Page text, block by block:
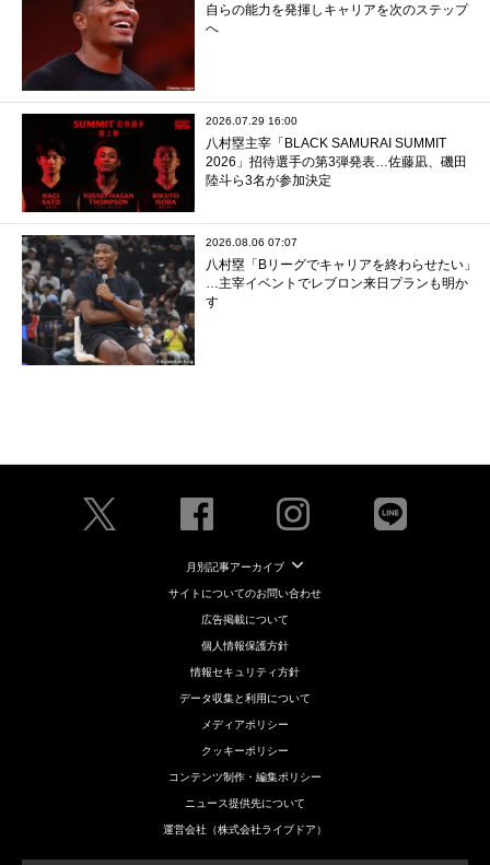
自らの能力を発揮しキャリアを次のステップ
へ
2026.07.29 16:00
八村塁主宰「BLACK SAMURAI SUMMIT
2026」招待選手の第3弾発表…佐藤凪、磯田
陸斗ら3名が参加決定
2026.08.06 07:07
八村塁「Bリーグでキャリアを終わらせたい」
…主宰イベントでレブロン来日プランも明か
す
月別記事アーカイブ
サイトについてのお問い合わせ
広告掲載について
個人情報保護方針
情報セキュリティ方針
データ収集と利用について
メディアポリシー
クッキーポリシー
コンテンツ制作・編集ポリシー
ニュース提供先について
運営会社（株式会社ライブドア）